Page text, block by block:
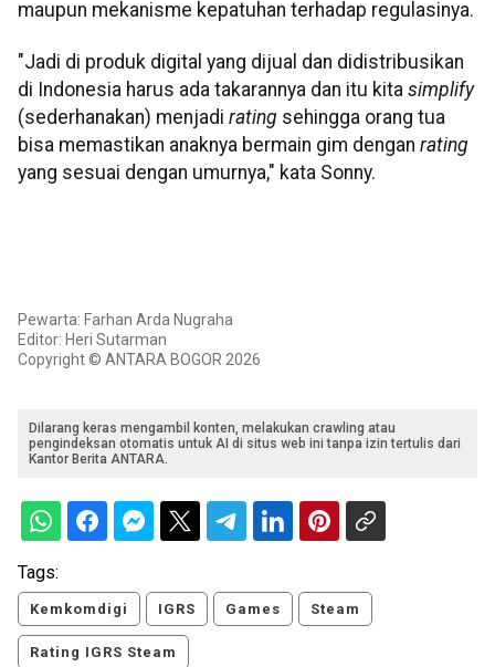
maupun mekanisme kepatuhan terhadap regulasinya.
"Jadi di produk digital yang dijual dan didistribusikan
di Indonesia harus ada takarannya dan itu kita simplify
(sederhanakan) menjadi rating sehingga orang tua
bisa memastikan anaknya bermain gim dengan rating
yang sesuai dengan umurnya," kata Sonny.
Pewarta: Farhan Arda Nugraha
Editor: Heri Sutarman
Copyright © ANTARA BOGOR 2026
Dilarang keras mengambil konten, melakukan crawling atau
pengindeksan otomatis untuk AI di situs web ini tanpa izin tertulis dari
Kantor Berita ANTARA.
Tags:
Kemkomdigi IGRS Games Steam
Rating IGRS Steam